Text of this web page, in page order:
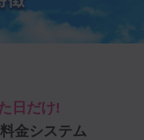
日だけ!
金システム